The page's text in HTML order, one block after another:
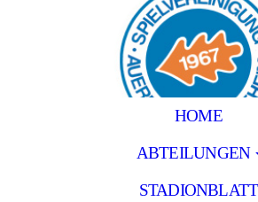
HOME
ABTEILUNGEN
STADIONBLATT